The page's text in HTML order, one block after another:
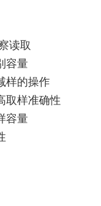
读取
容量
样的操作
取样准确性
容量